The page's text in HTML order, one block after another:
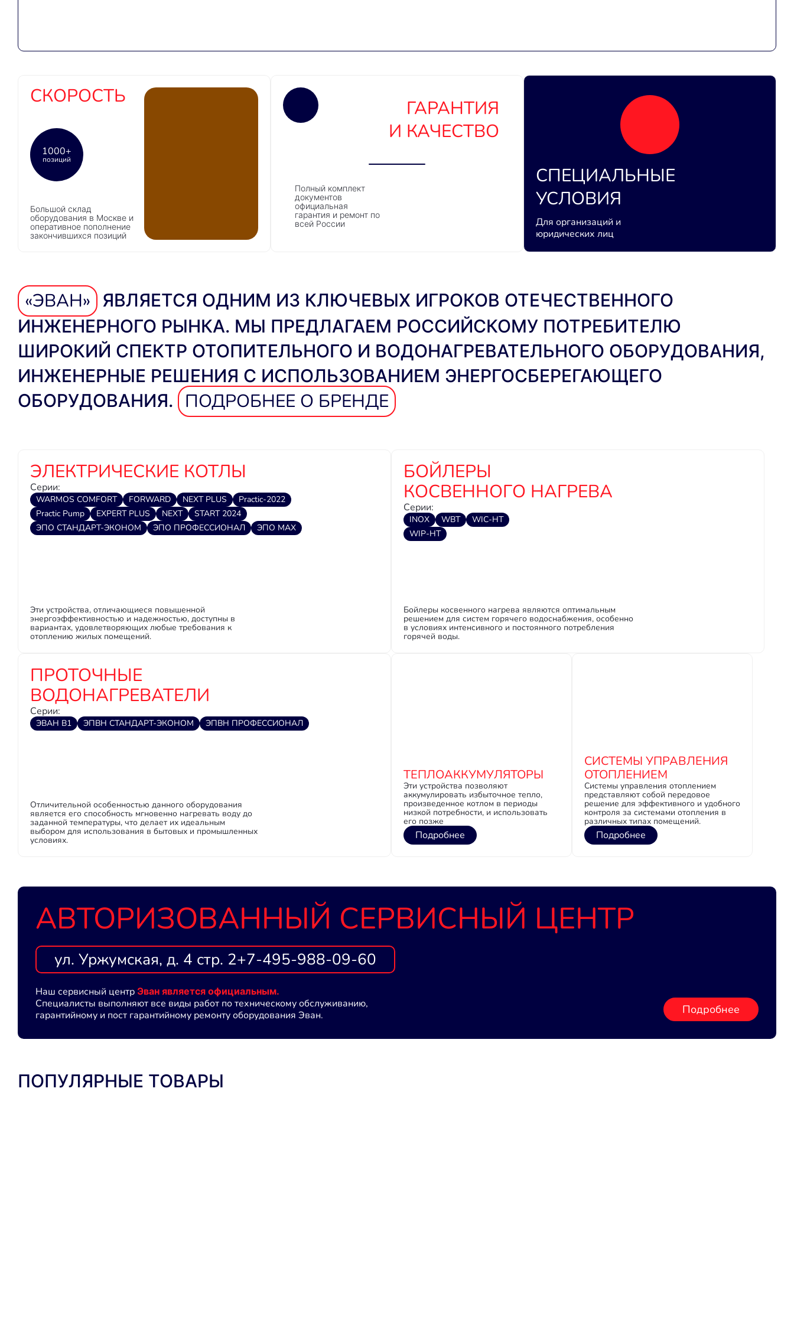
СКОРОСТЬ
1000+
позиций
Большой склад
оборудования в Москве и
оперативное пополнение
закончившихся позиций
ГАРАНТИЯ
И КАЧЕСТВО
Полный комплект
документов
официальная
гарантия и ремонт по
всей России
СПЕЦИАЛЬНЫЕ
УСЛОВИЯ
Для организаций и
юридических лиц
«ЭВАН»
ЯВЛЯЕТСЯ ОДНИМ ИЗ КЛЮЧЕВЫХ ИГРОКОВ ОТЕЧЕСТВЕННОГО
ИНЖЕНЕРНОГО РЫНКА. МЫ ПРЕДЛАГАЕМ РОССИЙСКОМУ ПОТРЕБИТЕЛЮ
ШИРОКИЙ СПЕКТР ОТОПИТЕЛЬНОГО И ВОДОНАГРЕВАТЕЛЬНОГО ОБОРУДОВАНИЯ,
ИНЖЕНЕРНЫЕ РЕШЕНИЯ С ИСПОЛЬЗОВАНИЕМ ЭНЕРГОСБЕРЕГАЮЩЕГО
ОБОРУДОВАНИЯ.
ПОДРОБНЕЕ О БРЕНДЕ
ЭЛЕКТРИЧЕСКИЕ КОТЛЫ
Серии:
WARMOS COMFORT FORWARD NEXT PLUS
Practic-2022
Practic Pump
EXPERT PLUS NEXT
START 2024
ЭПО СТАНДАРТ-ЭКОНОМ
ЭПО ПРОФЕССИОНАЛ ЭПО MAX
Эти устройства, отличающиеся повышенной
энергоэффективностью и надежностью, доступны в
вариантах, удовлетворяющих любые требования к
отоплению жилых помещений.
БОЙЛЕРЫ
КОСВЕННОГО НАГРЕВА
Серии:
INOX WBT
WIC-HT
WIP-HT
Бойлеры косвенного нагрева являются оптимальным
решением для систем горячего водоснабжения, особенно
в условиях интенсивного и постоянного потребления
горячей воды.
ПРОТОЧНЫЕ
ВОДОНАГРЕВАТЕЛИ
Серии:
ЭВАН В1 ЭПВН СТАНДАРТ-ЭКОНОМ ЭПВН ПРОФЕССИОНАЛ
Отличительной особенностью данного оборудования
является его способность мгновенно нагревать воду до
заданной температуры, что делает их идеальным
выбором для использования в бытовых и промышленных
условиях.
ТЕПЛОАККУМУЛЯТОРЫ
Эти устройства позволяют
аккумулировать избыточное тепло,
произведенное котлом в периоды
низкой потребности, и использовать
его позже
Подробнее
СИСТЕМЫ УПРАВЛЕНИЯ
ОТОПЛЕНИЕМ
Системы управления отоплением
представляют собой передовое
решение для эффективного и удобного
контроля за системами отопления в
различных типах помещений.
Подробнее
АВТОРИЗОВАННЫЙ СЕРВИСНЫЙ ЦЕНТР
ул. Уржумская, д. 4 стр. 2+7-495-988-09-60
Наш сервисный центр Эван является официальным.
Специалисты выполняют все виды работ по техническому обслуживанию,
гарантийному и пост гарантийному ремонту оборудования Эван.
Подробнее
ПОПУЛЯРНЫЕ ТОВАРЫ